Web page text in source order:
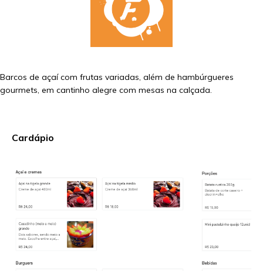
Barcos de açaí com frutas variadas, além de hambúrgueres
gourmets, em cantinho alegre com mesas na calçada.
Cardápio